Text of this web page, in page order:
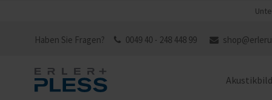
Haben Sie Fragen? 0049 40 - 248 448 99